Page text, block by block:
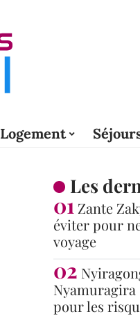
Logement
Les
Zante
éviter pour
voyage
Nyamuragira
pour les